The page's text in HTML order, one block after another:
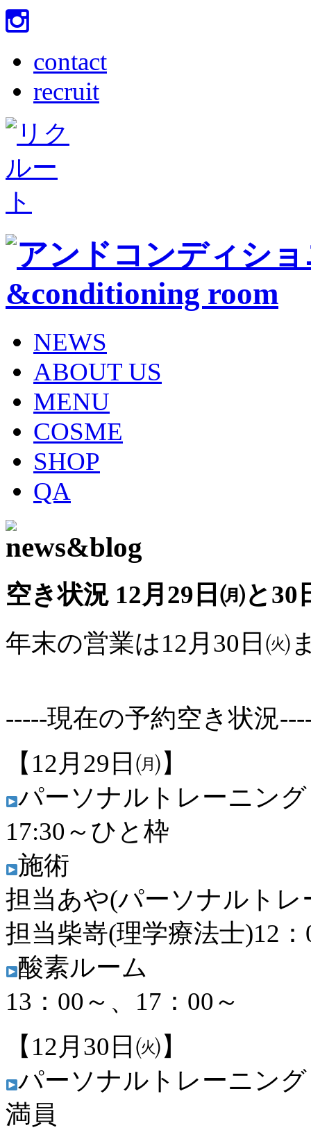
contact
recruit
NEWS
ABOUT US
MENU
COSME
SHOP
QA
空き状況 12月29日㈪と30
年末の営業は12月30日㈫
-----現在の予約空き状況
【12月29日㈪】
パーソナルトレーニング
17:30～ひと枠
施術
担当あや(パーソナルトレ
担当柴嵜(理学療法士)12
酸素ルーム
13：00～、17：00～
【12月30日㈫】
パーソナルトレーニング
満員